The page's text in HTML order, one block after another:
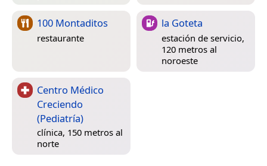
100 Montaditos
restaurante
la Goteta
estación de servicio,
120 metros al
noroeste
Centro Médico
Creciendo
(Pediatría)
clínica, 150 metros al
norte